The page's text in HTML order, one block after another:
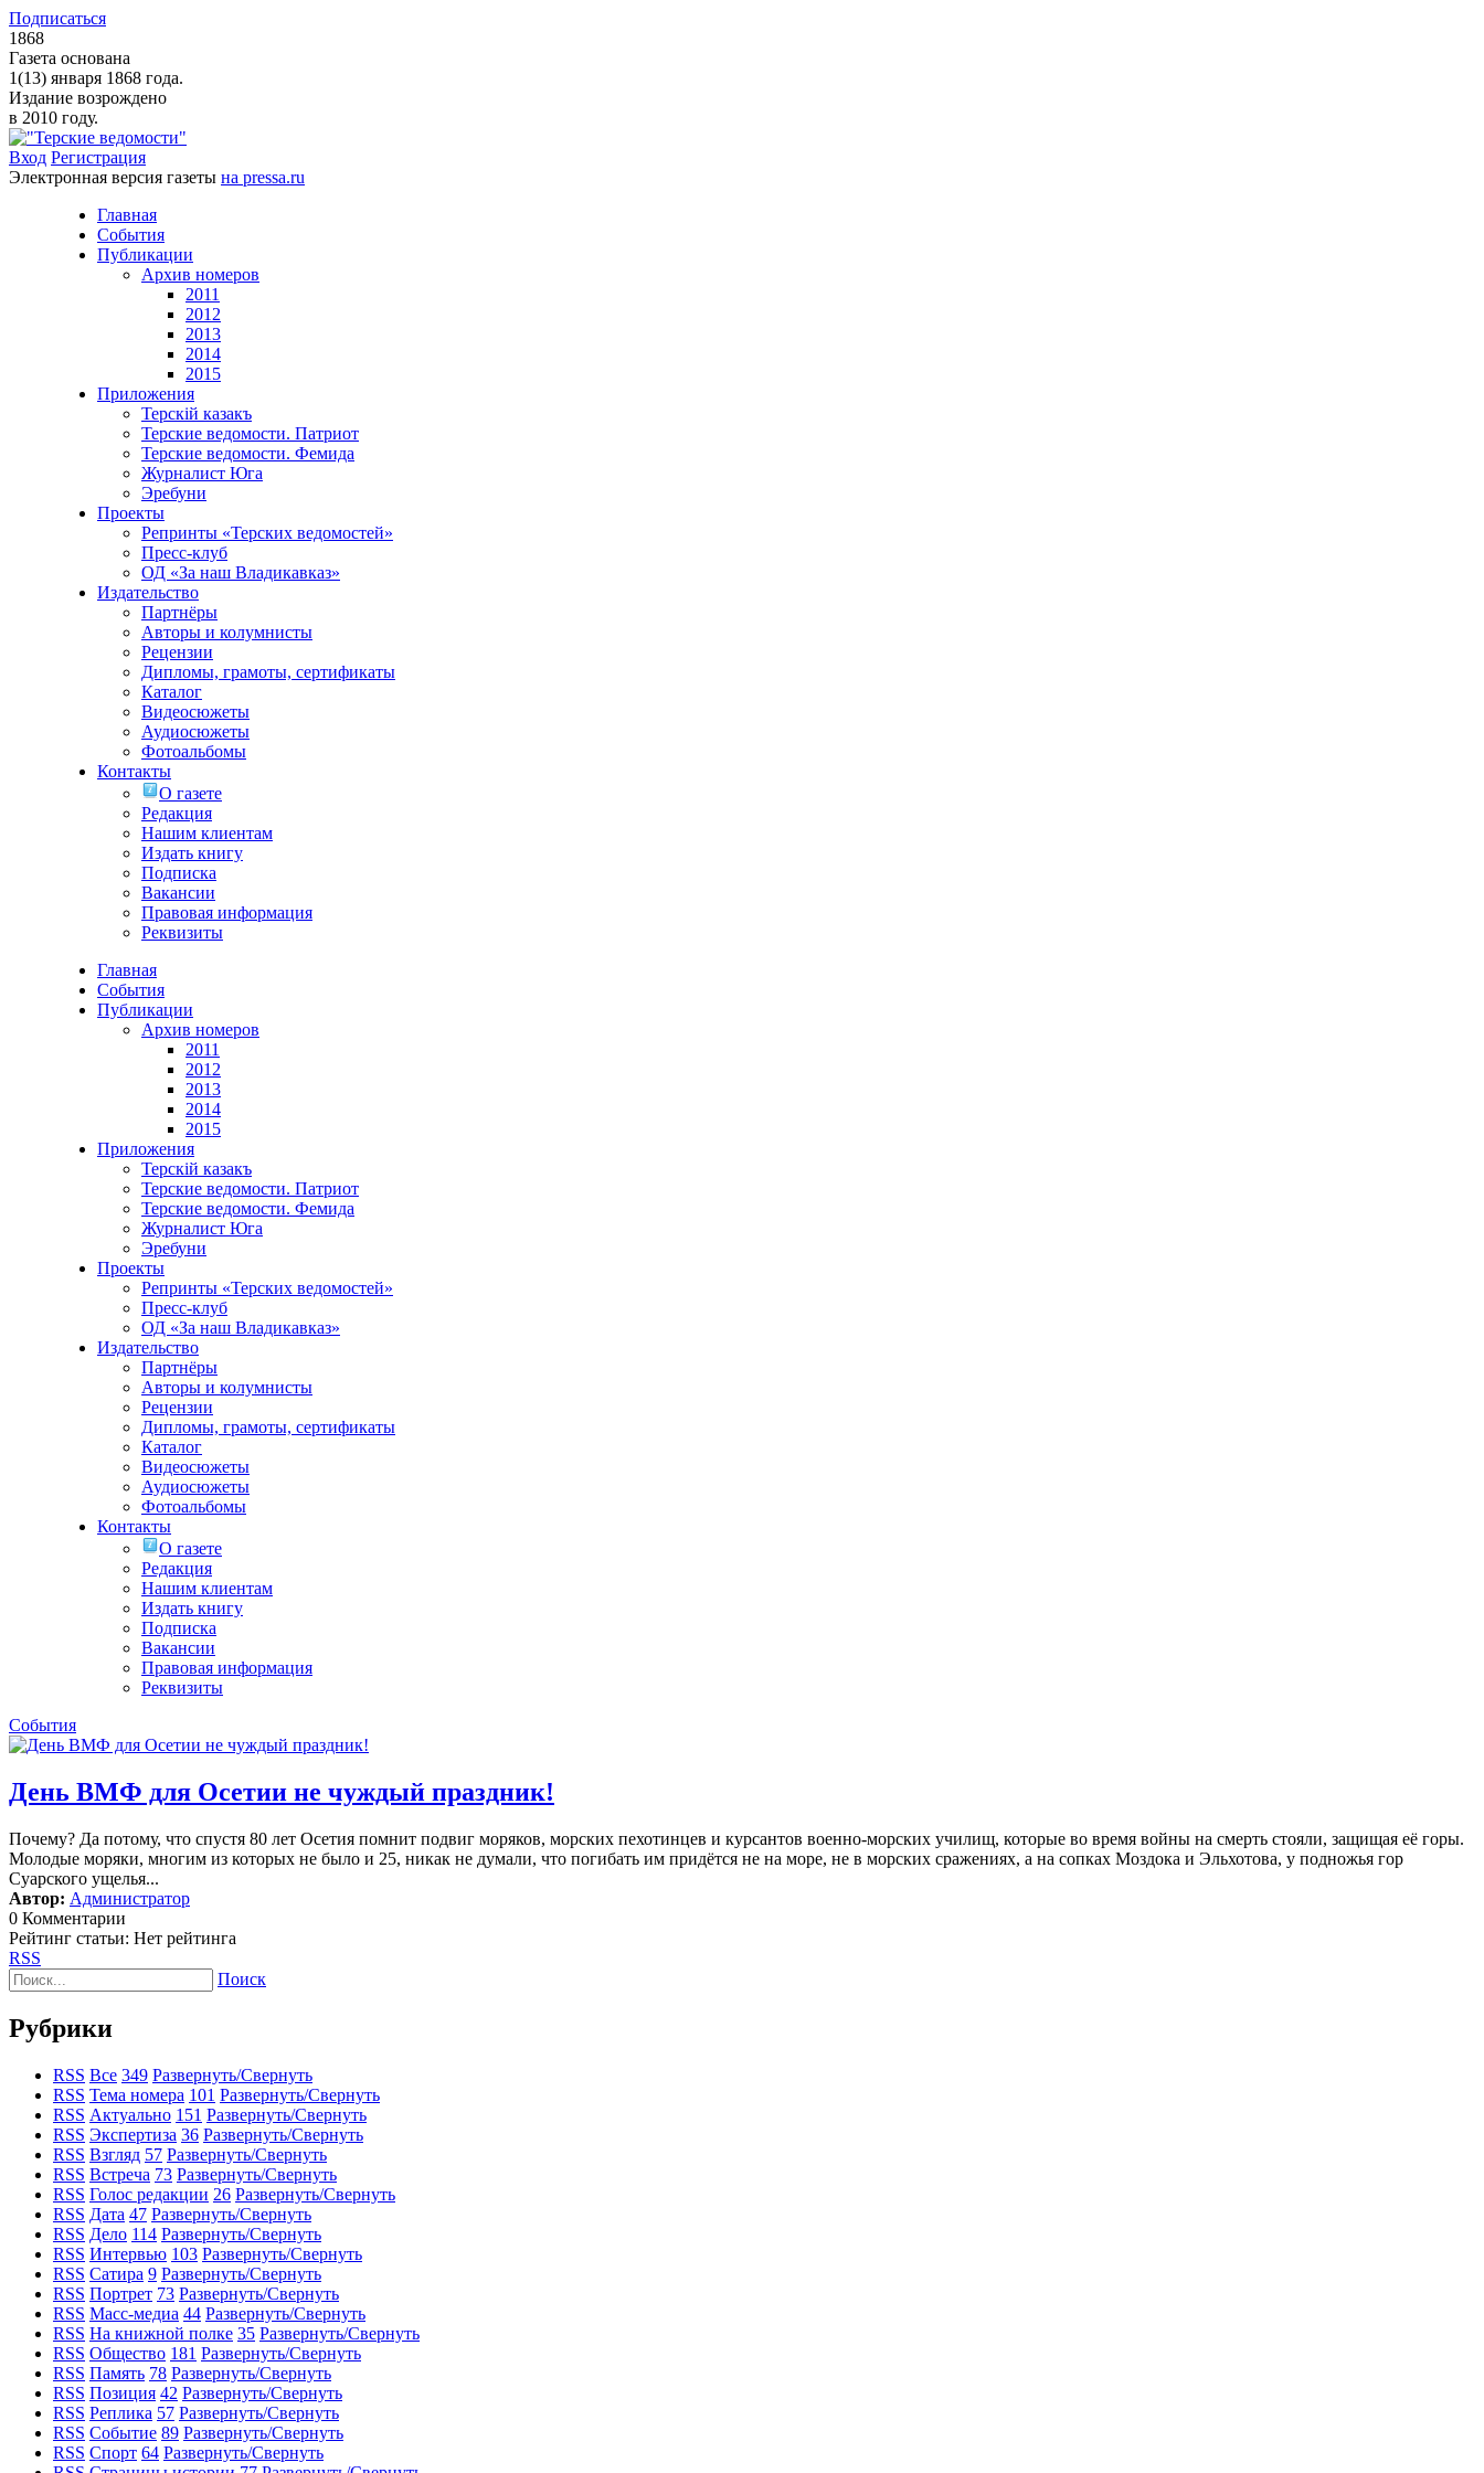
Подписаться
1868
Газета основана
1(13) января 1868 года.
Издание возрождено
в 2010 году.
Вход Регистрация
Электронная версия газеты на pressa.ru
Главная
События
Публикации
Архив номеров
2011
2012
2013
2014
2015
Приложения
Терскiй казакъ
Терские ведомости. Патриот
Терские ведомости. Фемида
Журналист Юга
Эребуни
Проекты
Репринты «Терских ведомостей»
Пресс-клуб
ОД «За наш Владикавказ»
Издательство
Партнёры
Авторы и колумнисты
Рецензии
Дипломы, грамоты, сертификаты
Каталог
Видеосюжеты
Аудиосюжеты
Фотоальбомы
Контакты
О газете
Редакция
Нашим клиентам
Издать книгу
Подписка
Вакансии
Правовая информация
Реквизиты
Главная
События
Публикации
Архив номеров
2011
2012
2013
2014
2015
Приложения
Терскiй казакъ
Терские ведомости. Патриот
Терские ведомости. Фемида
Журналист Юга
Эребуни
Проекты
Репринты «Терских ведомостей»
Пресс-клуб
ОД «За наш Владикавказ»
Издательство
Партнёры
Авторы и колумнисты
Рецензии
Дипломы, грамоты, сертификаты
Каталог
Видеосюжеты
Аудиосюжеты
Фотоальбомы
Контакты
О газете
Редакция
Нашим клиентам
Издать книгу
Подписка
Вакансии
Правовая информация
Реквизиты
События
День ВМФ для Осетии не чуждый праздник!
Почему? Да потому, что спустя 80 лет Осетия помнит подвиг моряков, морских пехотинцев и курсантов военно-морских училищ, которые во время войны на смерть стояли, защищая её горы.
Молодые моряки, многим из которых не было и 25, никак не думали, что погибать им придётся не на море, не в морских сражениях, а на сопках Моздока и Эльхотова, у подножья гор
Суарского ущелья...
Автор: Администратор
0 Комментарии
Рейтинг статьи: Нет рейтинга
RSS
Поиск
Рубрики
RSS Все 349 Развернуть/Свернуть
RSS Тема номера 101 Развернуть/Свернуть
RSS Актуально 151 Развернуть/Свернуть
RSS Экспертиза 36 Развернуть/Свернуть
RSS Взгляд 57 Развернуть/Свернуть
RSS Встреча 73 Развернуть/Свернуть
RSS Голос редакции 26 Развернуть/Свернуть
RSS Дата 47 Развернуть/Свернуть
RSS Дело 114 Развернуть/Свернуть
RSS Интервью 103 Развернуть/Свернуть
RSS Сатира 9 Развернуть/Свернуть
RSS Портрет 73 Развернуть/Свернуть
RSS Масс-медиа 44 Развернуть/Свернуть
RSS На книжной полке 35 Развернуть/Свернуть
RSS Общество 181 Развернуть/Свернуть
RSS Память 78 Развернуть/Свернуть
RSS Позиция 42 Развернуть/Свернуть
RSS Реплика 57 Развернуть/Свернуть
RSS Событие 89 Развернуть/Свернуть
RSS Спорт 64 Развернуть/Свернуть